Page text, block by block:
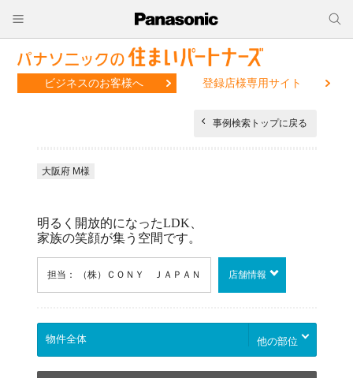
ビジネスのお客様へ 登録店様専用サイト
事例検索トップに戻る
大阪府 M様
明るく開放的になったLDK、
家族の笑顔が集う空間です。
担当： （株）ＣＯＮＹ ＪＡＰＡＮ 店舗情報
他の部位